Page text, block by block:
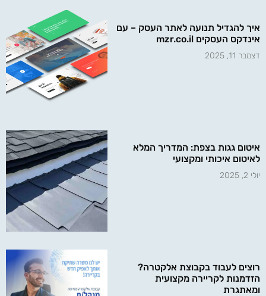
איך להגדיל תנועה לאתר העסק – עם
אינדקס העסקים mzr.co.il
דצמבר 11, 2025
איטום גגות בצפת: המדריך המלא
לאיטום איכותי ומקצועי
יולי 2, 2025
רוצים לעבוד בקבוצת אלקטרה?
הזדמנות לקריירה מקצועית
ומאתגרת